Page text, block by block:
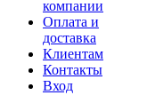
компании
Оплата и
доставка
Клиентам
Контакты
Вход